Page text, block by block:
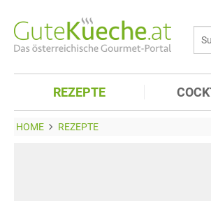
REZEPTE
HOME REZEPTE